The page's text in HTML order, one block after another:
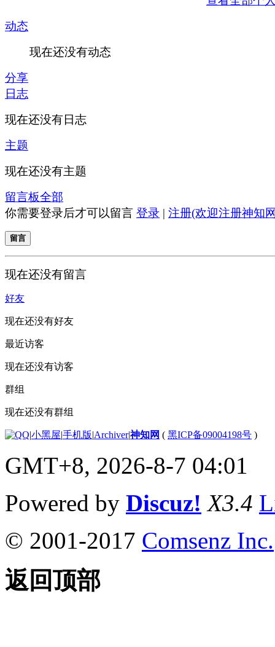
动态
现在还没有动态
分享
日志
现在还没有日志
主题
现在还没有主题
留言板全部
你需要登录后才可以留言 登录 | 注册(欢迎注册神知
留言
现在还没有留言
好友
现在还没有好友
最近访客
现在还没有访客
群组
现在还没有群组
|小黑屋|手机版|Archiver|神知网 ( 黑ICP备09004198号 )
GMT+8, 2026-8-7 04:01
Powered by Discuz! X3.4
© 2001-2017 Comsenz Inc.
返回顶部